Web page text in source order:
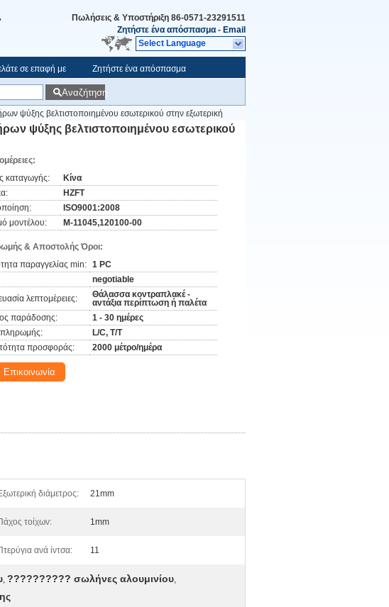
Πωλήσεις & Υποστήριξη 86-0571-23291511
Ζητήστε ένα απόσπασμα - Email
Select Language
σε επαφή με Ζητήστε ένα απόσπασμα
Αναζήτηση
ψύξης βελτιστοποιημένου εσωτερικού στην εξωτερική
ψύξης βελτιστοποιημένου εσωτερικού
καταγωγής:
Κίνα
HZFT
ISO9001:2008
μοντέλου:
Μ-11045,120100-00
& Αποστολής Όροι:
παραγγελίας min: 1 PC
negotiable
λεπτομέρειες:
Θάλασσα κοντραπλακέ -
αντάξια περίπτωση ή παλέτα
παράδοσης:
1 - 30 ημέρες
L/C, T/T
προσφοράς:
2000 μέτρο/ημέρα
Επικοινωνία
διάμετρος: 21mm
τοίχων: 1mm
ανά ίντσα: 11
, ?????????? σωλήνες αλουμινίου,